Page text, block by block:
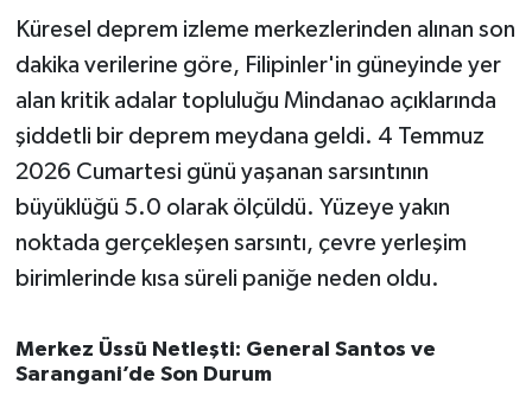
Küresel deprem izleme merkezlerinden alınan son
dakika verilerine göre, Filipinler'in güneyinde yer
alan kritik adalar topluluğu Mindanao açıklarında
şiddetli bir deprem meydana geldi. 4 Temmuz
2026 Cumartesi günü yaşanan sarsıntının
büyüklüğü 5.0 olarak ölçüldü. Yüzeye yakın
noktada gerçekleşen sarsıntı, çevre yerleşim
birimlerinde kısa süreli paniğe neden oldu.
Merkez Üssü Netleşti: General Santos ve
Sarangani’de Son Durum
Havran
İvrindi
KENT GÜNDEMİ
Kepsut
KÜLTÜR-SANAT
MAGAZİN